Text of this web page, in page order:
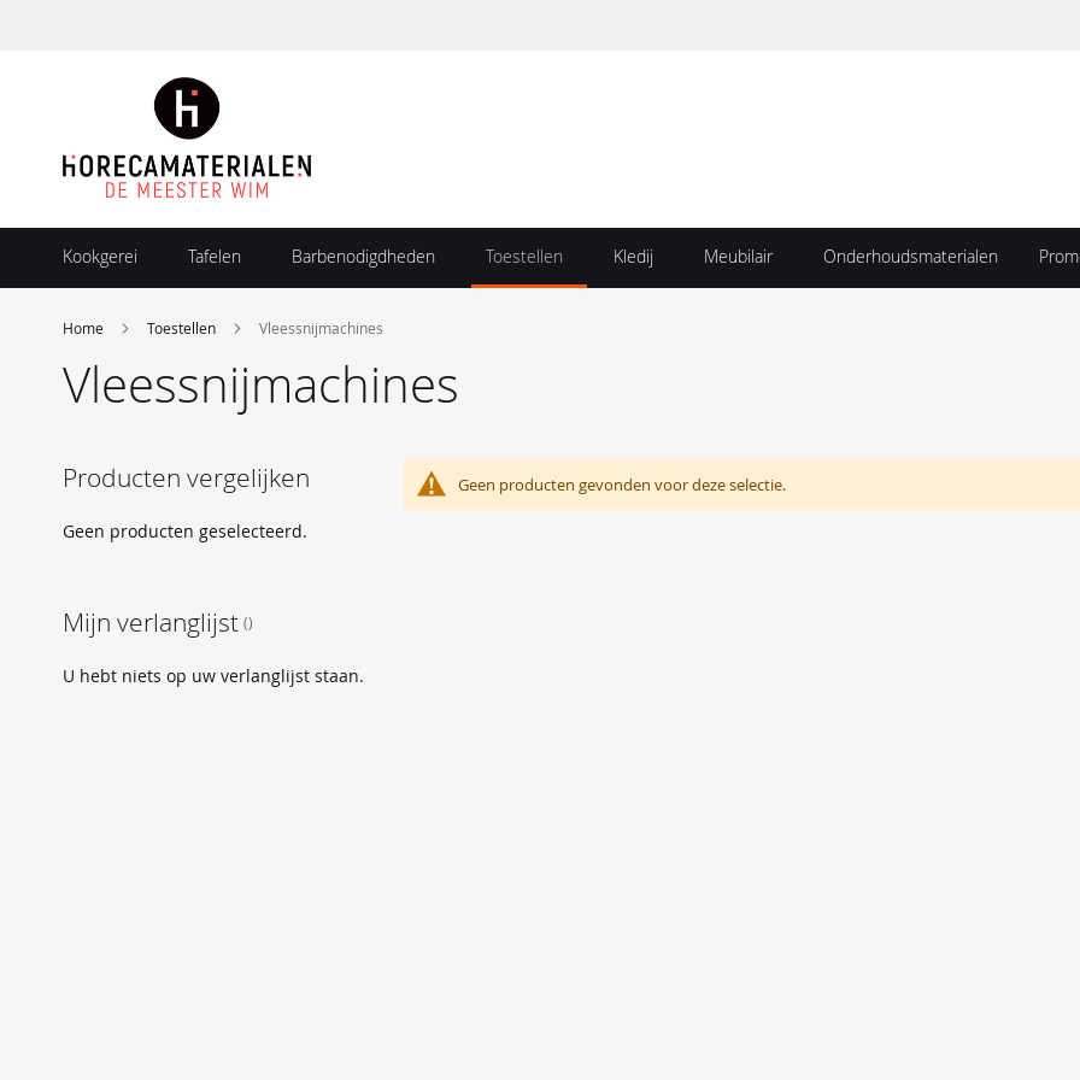
Kookgerei Tafelen Barbenodigdheden Toestellen Kledij Meubilair Onderhoudsmaterialen
Home Toestellen Vleessnijmachines
Vleessnijmachines
Geen producten gevonden voor deze selectie.
Producten vergelijken
Geen producten geselecteerd.
Mijn verlanglijst
U hebt niets op uw verlanglijst staan.